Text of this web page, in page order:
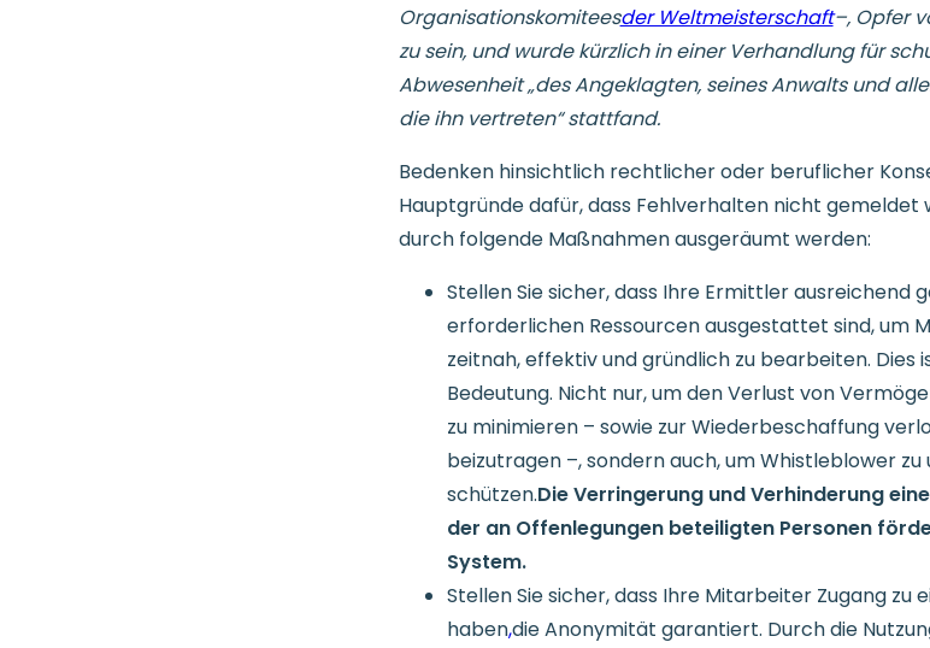
Organisationskomiteesder Weltmeisterschaft–, Opfer
zu sein, und wurde kürzlich in einer Verhandlung für
Abwesenheit „des Angeklagten, seines Anwalts und
die ihn vertreten“ stattfand.
Bedenken hinsichtlich rechtlicher oder beruflicher
Hauptgründe dafür, dass Fehlverhalten nicht gemeldet
durch folgende Maßnahmen ausgeräumt werden:
Stellen Sie sicher, dass Ihre Ermittler ausreichend
erforderlichen Ressourcen ausgestattet sind, um
zeitnah, effektiv und gründlich zu bearbeiten. Dies
Bedeutung. Nicht nur, um den Verlust von
zu minimieren – sowie zur Wiederbeschaffung
beizutragen –, sondern auch, um Whistleblower
schützen.Die Verringerung und Verhinderung
der an Offenlegungen beteiligten Personen
System.
Stellen Sie sicher, dass Ihre Mitarbeiter Zugang zu
haben,die Anonymität garantiert. Durch die